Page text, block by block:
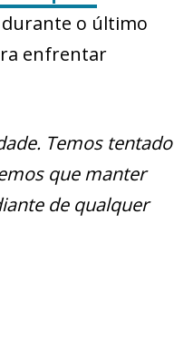
o último
enfrentar
Temos tentado
que manter
de qualquer